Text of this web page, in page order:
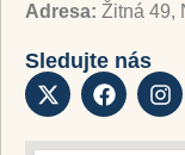
Adresa: Žitná 49,
Sledujte nás